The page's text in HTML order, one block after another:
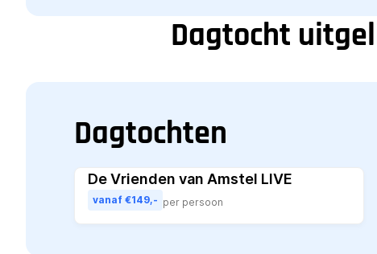
Dagtocht
Dagtochten
De Vrienden van Amstel LIVE
vanaf €149,- per persoon